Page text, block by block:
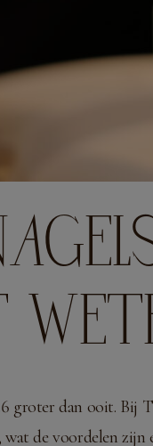
groter dan ooit. Bij
de voordelen zijn